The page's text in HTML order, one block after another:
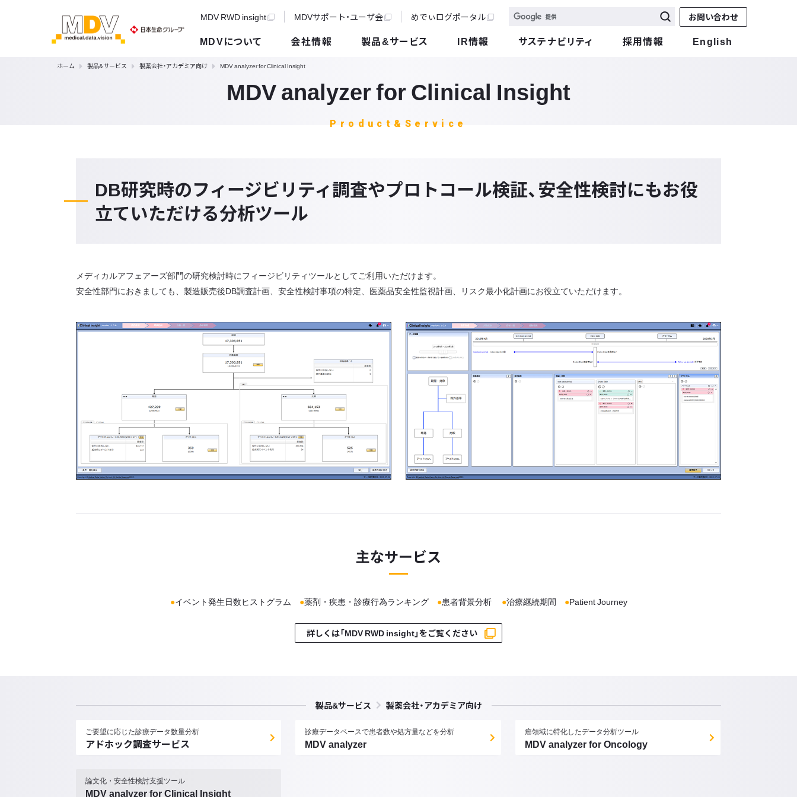
MDV RWD insight MDVサポート・ユーザ会 めでぃログポータル お問い合わせ
MDVについて 会社情報 製品&サービス IR情報 サステナビリティ 採用情報 English
ホーム 製品&サービス 製薬会社・アカデミア向け MDV analyzer for Clinical Insight
MDV analyzer for Clinical Insight
Product&Service
DB研究時のフィージビリティ調査やプロトコール検証、安全性検討にもお役
立ていただける分析ツール
メディカルアフェアーズ部門の研究検討時にフィージビリティツールとしてご利用いただけます。
安全性部門におきましても、製造販売後DB調査計画、安全性検討事項の特定、医薬品安全性監視計画、リスク最小化計画にお役立ていただけます。
主なサービス
●イベント発生日数ヒストグラム ●薬剤・疾患・診療行為ランキング ●患者背景分析 ●治療継続期間 ●Patient Journey
詳しくは「MDV RWD insight」をご覧ください
製品&サービス 製薬会社・アカデミア向け
ご要望に応じた診療データ数量分析
アドホック調査サービス
診療データベースで患者数や処方量などを分析
MDV analyzer
癌領域に特化したデータ分析ツール
MDV analyzer for Oncology
論文化・安全性検討支援ツール
MDV analyzer for Clinical Insight